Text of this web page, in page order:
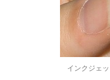
インクジェ